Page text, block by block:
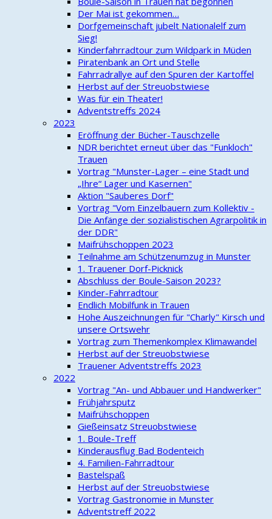
Der Mai ist gekommen…
Dorfgemeinschaft jubelt Nationalelf zum
Sieg!
Kinderfahrradtour zum Wildpark in Müden
Piratenbank an Ort und Stelle
Fahrradrallye auf den Spuren der Kartoffel
Herbst auf der Streuobstwiese
Was für ein Theater!
Adventstreffs 2024
2023
Eröffnung der Bücher-Tauschzelle
NDR berichtet erneut über das "Funkloch"
Trauen
Vortrag "Munster-Lager – eine Stadt und
„Ihre“ Lager und Kasernen"
Aktion "Sauberes Dorf"
Vortrag "Vom Einzelbauern zum Kollektiv -
Die Anfänge der sozialistischen Agrarpolitik in
der DDR"
Maifrühschoppen 2023
Teilnahme am Schützenumzug in Munster
1. Trauener Dorf-Picknick
Abschluss der Boule-Saison 2023?
Kinder-Fahrradtour
Endlich Mobilfunk in Trauen
Hohe Auszeichnungen für "Charly" Kirsch und
unsere Ortswehr
Vortrag zum Themenkomplex Klimawandel
Herbst auf der Streuobstwiese
Trauener Adventstreffs 2023
2022
Vortrag "An- und Abbauer und Handwerker"
Frühjahrsputz
Maifrühschoppen
Gießeinsatz Streuobstwiese
1. Boule-Treff
Kinderausflug Bad Bodenteich
4. Familien-Fahrradtour
Bastelspaß
Herbst auf der Streuobstwiese
Vortrag Gastronomie in Munster
Adventstreff 2022